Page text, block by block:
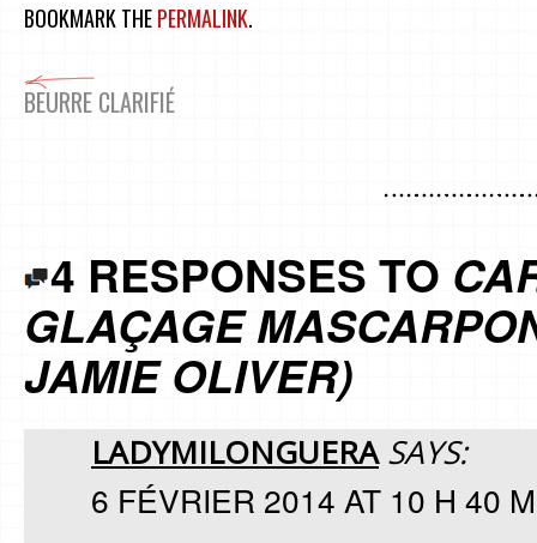
BOOKMARK THEPERMALINK.
BEURRE CLARIFIÉ
4 RESPONSES TO
GLAÇAGE
JAMIE OLIVER)
LADYMILONGUERA SAYS:
6 FÉVRIER 2014 AT 10 H 40